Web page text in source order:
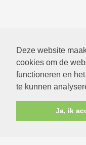
Deze website
cookies om de
functioneren en
te kunnen
Ja, ik